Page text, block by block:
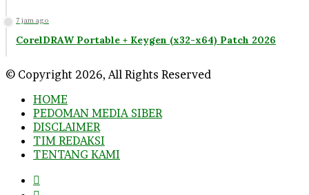
7 jam ago
CorelDRAW Portable + Keygen (x32-x64) Patch 2026
© Copyright 2026, All Rights Reserved
HOME
PEDOMAN MEDIA SIBER
DISCLAIMER
TIM REDAKSI
TENTANG KAMI